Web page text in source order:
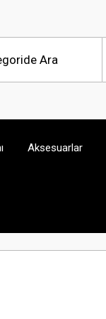
Aksesuarlar